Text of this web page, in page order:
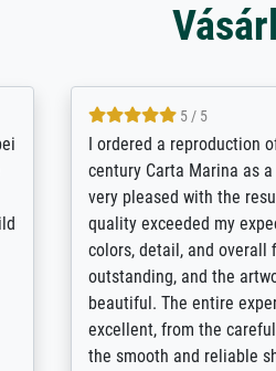
5 / 5
The team at
meet its clients
expert advice on how to
results for the prints
client. The company has
repertoire of prints to
will provide excellent
regards to prints which
repertoire. Highly